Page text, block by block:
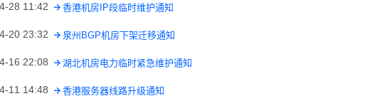
28 11:42 香港机房IP段临时维护通知
20 23:32 泉州BGP机房下架迁移通知
16 22:08 湖北机房电力临时紧急维护通知
11 14:48 香港服务器线路升级通知